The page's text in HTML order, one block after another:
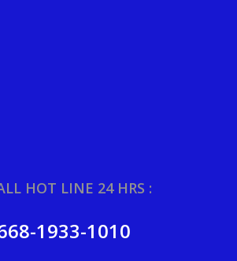
HOT LINE 24 HRS :
1933-1010